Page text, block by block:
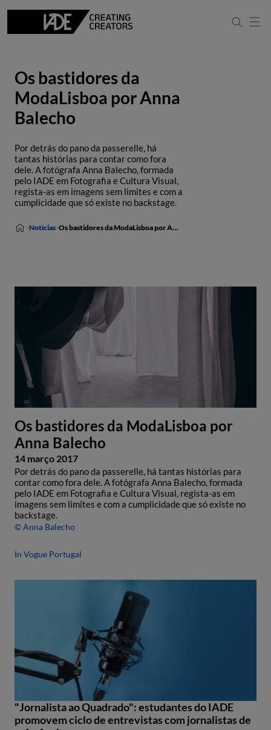
Os bastidores da
ModaLisboa por Anna
Balecho
Por detrás do pano da passerelle, há
tantas histórias para contar como fora
dele. A fotógrafa Anna Balecho, formada
pelo IADE em Fotografia e Cultura Visual,
regista-as em imagens sem limites e com a
cumplicidade que só existe no backstage.
Notícias Os bastidores da ModaLisboa por Anna Balecho
Os bastidores da ModaLisboa por
Anna Balecho
14 março 2017
Por detrás do pano da passerelle, há tantas histórias para
contar como fora dele. A fotógrafa Anna Balecho, formada
pelo IADE em Fotografia e Cultura Visual, regista-as em
imagens sem limites e com a cumplicidade que só existe no
backstage.
© Anna Balecho
In Vogue Portugal
"Jornalista ao Quadrado": estudantes do IADE
promovem ciclo de entrevistas com jornalistas de